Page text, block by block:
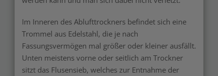
Im Inneren des Ablufttrockners befindet sich eine
Trommel aus Edelstahl, die je nach
Fassungsvermögen mal größer oder kleiner ausfällt.
Unten meistens vorne oder seitlich am Trockner
sitzt das Flusensieb, welches zur Entnahme der